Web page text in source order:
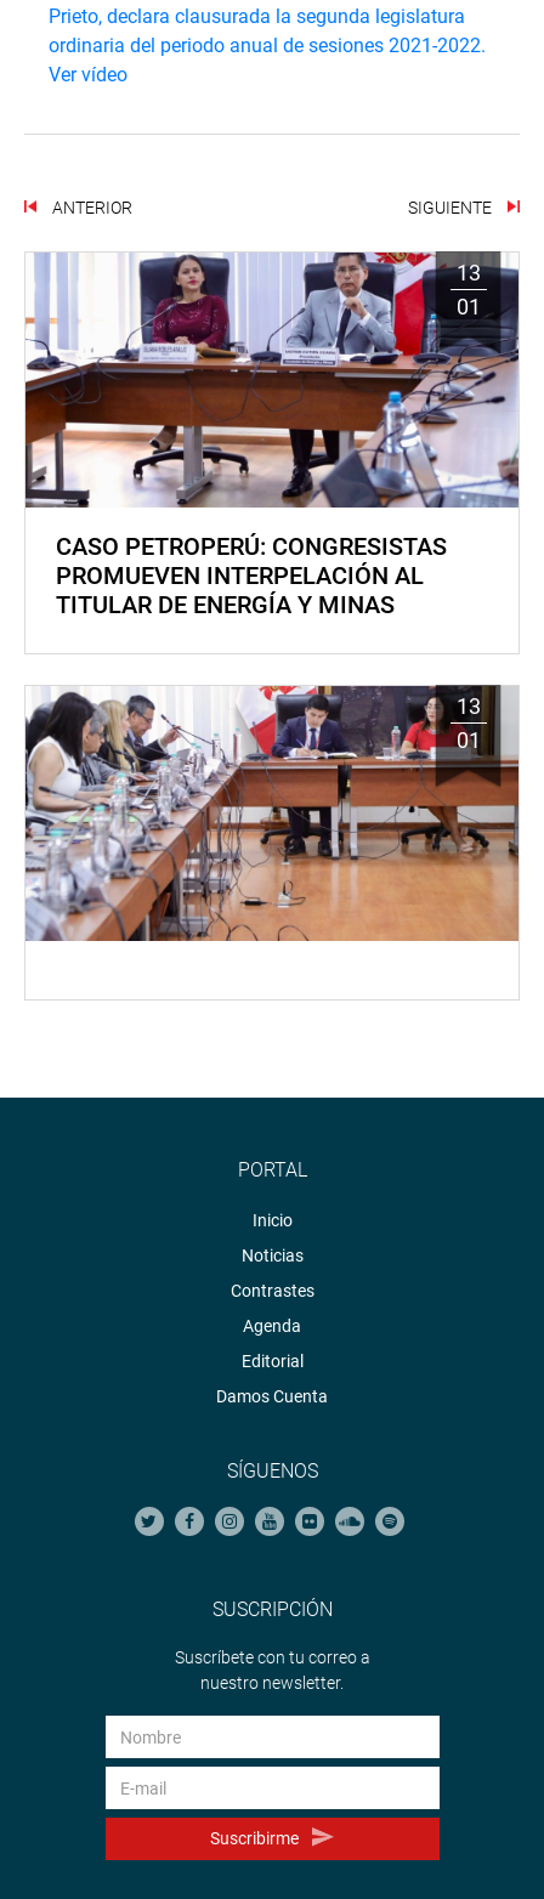
Prieto, declara clausurada la segunda legislatura
ordinaria del periodo anual de sesiones 2021-2022.
Ver vídeo
ANTERIOR SIGUIENTE
13
01
CASO PETROPERÚ: CONGRESISTAS
PROMUEVEN INTERPELACIÓN AL
TITULAR DE ENERGÍA Y MINAS
13
01
PORTAL
Inicio
Noticias
Contrastes
Agenda
Editorial
Damos Cuenta
SÍGUENOS
SUSCRIPCIÓN
Suscríbete con tu correo a
nuestro newsletter.
Suscribirme